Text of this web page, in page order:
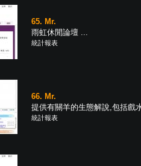
65. Mr.
雨虹休閒論壇 ...
統計報表
66. Mr.
提供有關羊的生態解說,包括戲
統計報表